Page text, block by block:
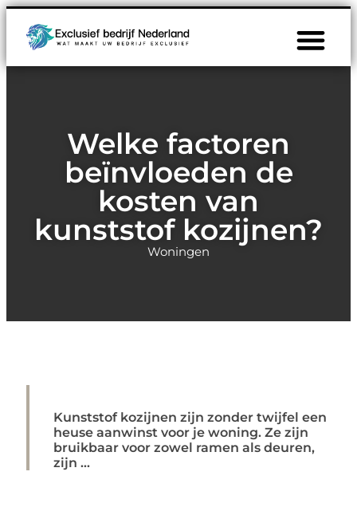
Welke factoren
beïnvloeden de
kosten van
kunststof kozijnen?
Woningen
Kunststof kozijnen zijn zonder twijfel een
heuse aanwinst voor je woning. Ze zijn
bruikbaar voor zowel ramen als deuren,
zijn ...